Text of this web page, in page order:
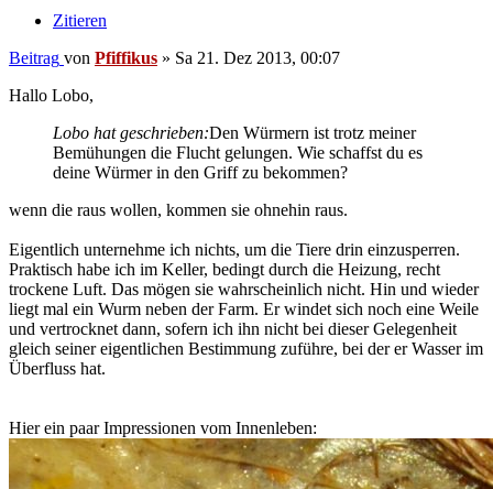
Zitieren
Beitrag von Pfiffikus » Sa 21. Dez 2013, 00:07
Hallo Lobo,
Lobo hat geschrieben:Den Würmern ist trotz meiner
Bemühungen die Flucht gelungen. Wie schaffst du es
deine Würmer in den Griff zu bekommen?
wenn die raus wollen, kommen sie ohnehin raus.
Eigentlich unternehme ich nichts, um die Tiere drin einzusperren.
Praktisch habe ich im Keller, bedingt durch die Heizung, recht
trockene Luft. Das mögen sie wahrscheinlich nicht. Hin und wieder
liegt mal ein Wurm neben der Farm. Er windet sich noch eine Weile
und vertrocknet dann, sofern ich ihn nicht bei dieser Gelegenheit
gleich seiner eigentlichen Bestimmung zuführe, bei der er Wasser im
Überfluss hat.
Hier ein paar Impressionen vom Innenleben: